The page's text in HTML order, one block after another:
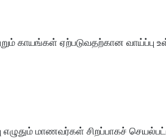
காயங்கள் ஏற்படுவதற்கான வாய்ப்பு
மாணவர்கள் சிறப்பாகச்